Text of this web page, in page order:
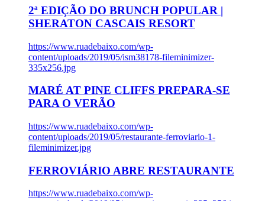
2ª EDIÇÃO DO BRUNCH POPULAR |
SHERATON CASCAIS RESORT
https://www.ruadebaixo.com/wp-
content/uploads/2019/05/ism38178-fileminimizer-
335x256.jpg
MARÉ AT PINE CLIFFS PREPARA-SE
PARA O VERÃO
https://www.ruadebaixo.com/wp-
content/uploads/2019/05/restaurante-ferroviario-1-
fileminimizer.jpg
FERROVIÁRIO ABRE RESTAURANTE
https://www.ruadebaixo.com/wp-